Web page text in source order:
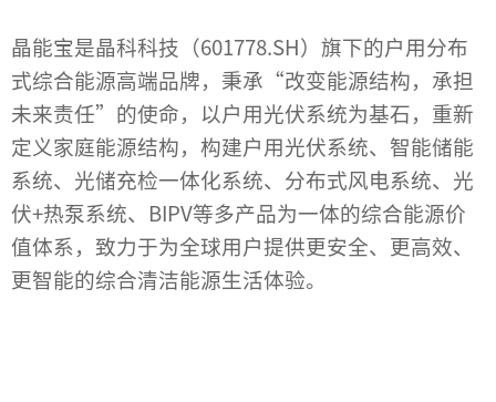
晶能宝是晶科科技（601778.SH）旗下的户用分布
式综合能源高端品牌，秉承“改变能源结构，承担
未来责任”的使命，以户用光伏系统为基石，重新
定义家庭能源结构，构建户用光伏系统、智能储能
系统、光储充检一体化系统、分布式风电系统、光
伏+热泵系统、BIPV等多产品为一体的综合能源价
值体系，致力于为全球用户提供更安全、更高效、
更智能的综合清洁能源生活体验。